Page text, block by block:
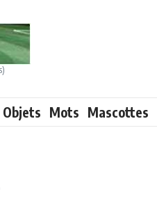
Objets Mots Mascottes